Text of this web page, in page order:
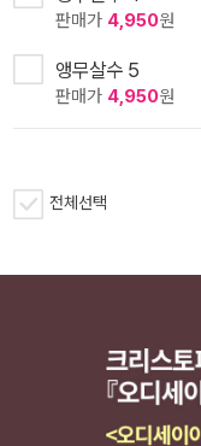
판매가 4,950원
앵무살수 5
판매가 4,950원
전체선택